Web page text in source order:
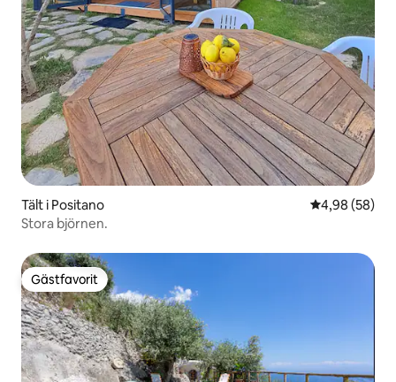
Tält i Positano 4,98 av 5 i
4,98 (58)
Stora björnen.
Gästfavorit
Gästfavorit